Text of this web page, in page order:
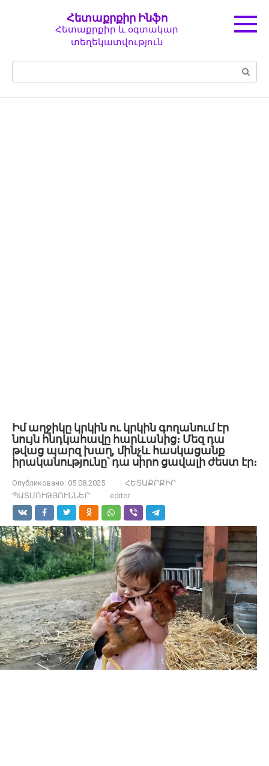
Հետաքրքիր Ինֆո
Հետաքրքիր և օգտակար
տեղեկատվություն
Իմ աղջիկը կրկին ու կրկին գողանում էր
նույն հնդկահավը հարևանից։ Մեզ դա
թվաց պարզ խաղ, մինչև հասկացանք
իրականությունը՝ դա սիրո ցավալի ժեստ էր։
Опубликовано: 05.08.2025
ՀԵՏԱՔՐՔԻՐ
ՊԱՏՄՈՒԹՅՈՒՆՆԵՐ
editor